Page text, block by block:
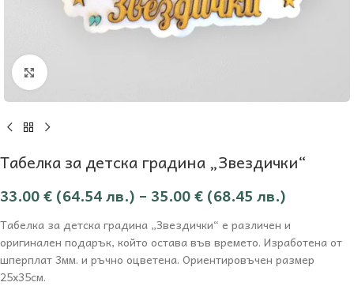
Увеличи
Табелка за детска градина „Звездички“
33.00€ (64.54 лв.) – 35.00€ (68.45 лв.)
Табелка за детска градина „Звездички“ е различен и
оригинален подарък, който остава във времето. Изработена от
шперплат 3мм. и ръчно оцветена. Ориентировъчен размер
25х35см.